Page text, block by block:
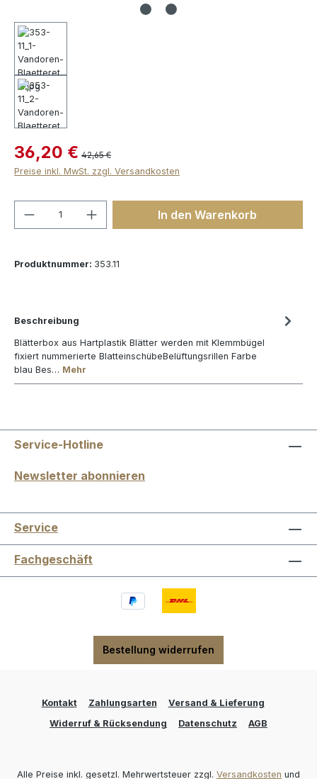
36,20 € 42,65 €
Preise inkl. MwSt. zzgl. Versandkosten
Produkt Anzahl: Gib denIn den Warenkorb
Produktnummer: 353.11
Beschreibung
Blätterbox aus Hartplastik Blätter werden mit Klemmbügel
fixiert nummerierte BlatteinschübeBelüftungsrillen Farbe
blau Bes… Mehr
Service-Hotline
Newsletter abonnieren
Service
Fachgeschäft
Bestellung widerrufen
Kontakt Zahlungsarten
Versand & Lieferung
Widerruf & Rücksendung
Datenschutz AGB
Alle Preise inkl. gesetzl. Mehrwertsteuer zzgl. Versandkosten und